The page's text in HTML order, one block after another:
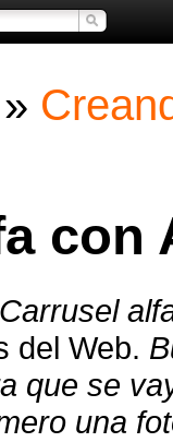
»
con
Carrusel
del Web.
que se
una